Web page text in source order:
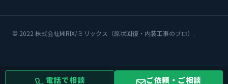
© 2022 株式会社MIRIX/ミリックス（原状回復・内装工事のプロ）.
電話で相談 ご依頼・ご相談